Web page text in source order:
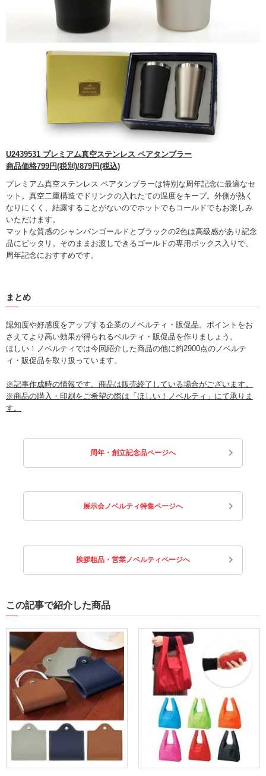
U2439531 プレミアム真空ステンレス ペアタンブラー
商品価格799円(税別)/879円(税込)
プレミアム真空ステンレス ペアタンブラーは特別な周年記念に最適なセ
ット。真空二重構造でドリンクの入れたての温度をキープ。外側が熱く
なりにくく、結露することがないのでホットでもコールドでもお楽しみ
いただけます。
マットな質感のシャンパンゴールドとブラックの2色は高級感があり記念
品にピッタリ。そのままお渡しできるゴールドの専用ボックス入りで、
周年記念におすすめです。
まとめ
認知度や好感度をアップする企業のノベルティ・販促品。ポイントをお
さえてより高い効果が得られるベルティ・販促品を作りましょう。
ほしい！ノベルティでは今回紹介した商品の他に約2900点のノベルテ
ィ・販促品を取り扱っています。
※記事作成時の情報です。商品は販売終了している場合がございます。
※商品の購入・印刷をご希望の際は「ほしい！ノベルティ」にて承りま
す。
周年・創立記念品ページへ
展示会ノベルティ特集ページへ
挨拶粗品・営業ノベルティページへ
この記事で紹介した商品